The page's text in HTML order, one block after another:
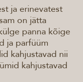
ja erinevatest
on jätta
panna kõige
ja parfüüm
kahjustavad nii
kahjustavad